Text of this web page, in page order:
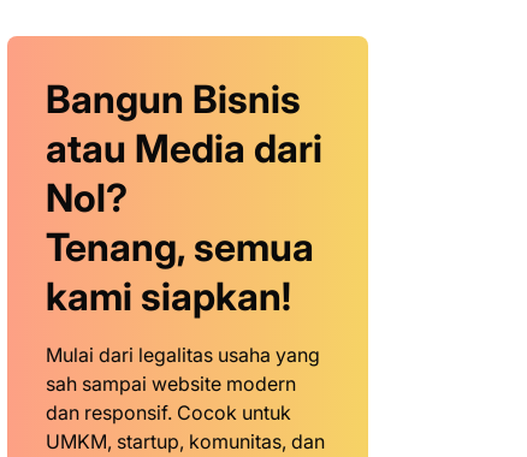
Bangun Bisnis
atau Media dari
Nol?
Tenang, semua
kami siapkan!
Mulai dari legalitas usaha yang
sah sampai website modern
dan responsif. Cocok untuk
UMKM, startup, komunitas, dan